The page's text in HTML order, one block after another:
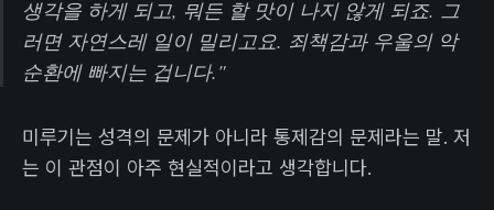
생각을 하게 되고, 뭐든 할 맛이 나지 않게 되죠. 그
러면 자연스레 일이 밀리고요. 죄책감과 우울의 악
순환에 빠지는 겁니다."
미루기는 성격의 문제가 아니라 통제감의 문제라는 말. 저
는 이 관점이 아주 현실적이라고 생각합니다.